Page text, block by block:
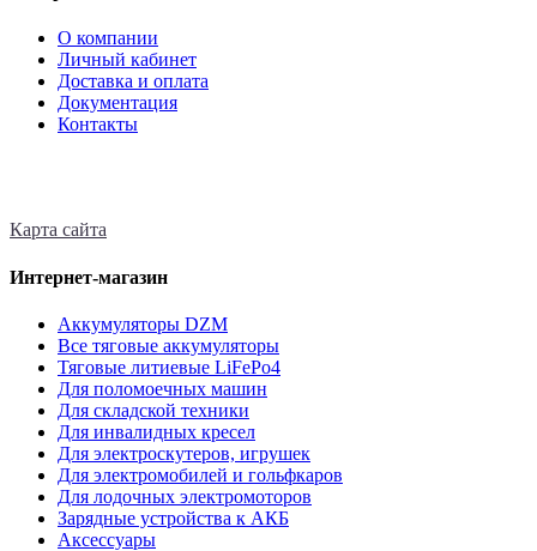
О компании
Личный кабинет
Доставка и оплата
Документация
Контакты
Карта сайта
Интернет-магазин
Аккумуляторы DZM
Все тяговые аккумуляторы
Тяговые литиевые LiFePo4
Для поломоечных машин
Для складской техники
Для инвалидных кресел
Для электроскутеров, игрушек
Для электромобилей и гольфкаров
Для лодочных электромоторов
Зарядные устройства к АКБ
Аксессуары